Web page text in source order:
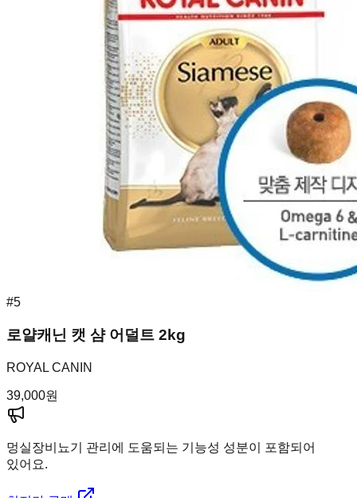
#5
로얄캐닌 캣 샴 어덜트 2kg
ROYAL CANIN
39,000원
멍실장비뇨기 관리에 도움되는 기능성 성분이 포함되어
있어요.